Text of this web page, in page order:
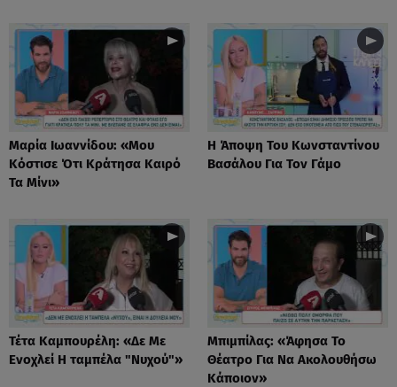
Μαρία Ιωαννίδου: «Μου
Κόστισε Ότι Κράτησα Καιρό
Τα Μίνι»
Η Άποψη Του Κωνσταντίνου
Βασάλου Για Τον Γάμο
Τέτα Καμπουρέλη: «Δε Mε
Eνοχλεί H ταμπέλα "Νυχού"»
Μπιμπίλας: «Άφησα Το
Θέατρο Για Να Ακολουθήσω
Κάποιον»